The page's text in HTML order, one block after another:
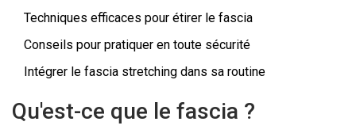
Techniques efficaces pour étirer le fascia
Conseils pour pratiquer en toute sécurité
Intégrer le fascia stretching dans sa routine
Qu'est-ce que le fascia ?